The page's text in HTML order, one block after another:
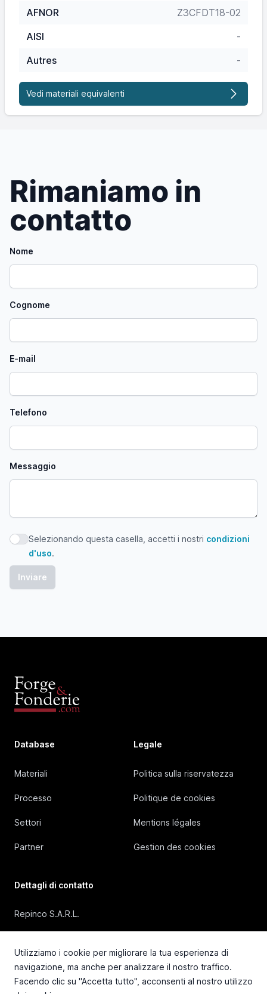
Utilizziamo i cookie per migliorare la tua esperienza di
navigazione, ma anche per analizzare il nostro traffico.
Facendo clic su "Accetta tutto", acconsenti al nostro utilizzo
AFNOR
Z3CFDT18-02
AISI
-
Autres
-
Vedi materiali equivalenti
Rimaniamo in
contatto
Nome
Cognome
E-mail
Telefono
Messaggio
Selezionando questa casella, accetti i nostri condizioni
Selezionando questa casella, accetti i nostri condizioni
d'uso.
Database
Materiali
Processo
Settori
Partner
Legale
Politica sulla riservatezza
Politique de cookies
Mentions légales
Gestion des cookies
Dettagli di contatto
Repinco S.A.R.L.
+33 4 72 36 87 87
contact@repinco.com